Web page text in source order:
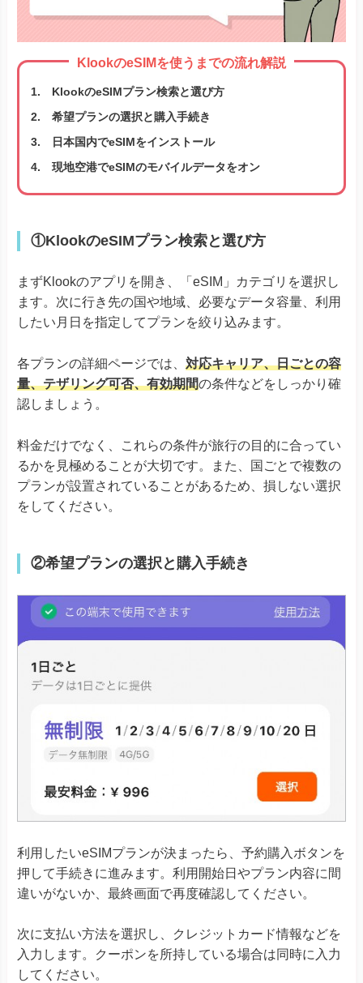
KlookのeSIMを使うまでの流れ解説
KlookのeSIMプラン検索と選び方
希望プランの選択と購入手続き
日本国内でeSIMをインストール
現地空港でeSIMのモバイルデータをオン
①KlookのeSIMプラン検索と選び方
まずKlookのアプリを開き、「eSIM」カテゴリを選択し
ます。次に行き先の国や地域、必要なデータ容量、利用
したい月日を指定してプランを絞り込みます。
各プランの詳細ページでは、 対応キャリア、日ごとの容
量、テザリング可否、有効期間の条件などをしっかり確
認しましょう。
料金だけでなく、これらの条件が旅行の目的に合ってい
るかを見極めることが大切です。また、国ごとで複数の
プランが設置されていることがあるため、損しない選択
をしてください。
②希望プランの選択と購入手続き
利用したいeSIMプランが決まったら、予約購入ボタンを
押して手続きに進みます。利用開始日やプラン内容に間
違いがないか、最終画面で再度確認してください。
次に支払い方法を選択し、クレジットカード情報などを
入力します。クーポンを所持している場合は同時に入力
してください。